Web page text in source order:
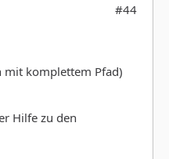
#44
mit komplettem Pfad)
Hilfe zu den